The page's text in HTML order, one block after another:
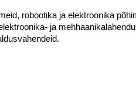
robootika ja elektroonika
ja